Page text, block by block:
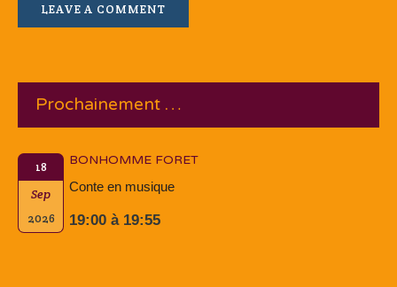
Prochainement …
18
Sep
2026
BONHOMME FORET
Conte en musique
19:00 à 19:55